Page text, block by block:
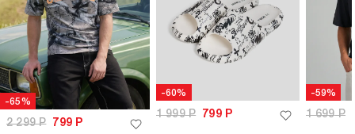
-65%
2 299Р 799 Р
-60%
1 999Р 799Р
-59%
1 699Р